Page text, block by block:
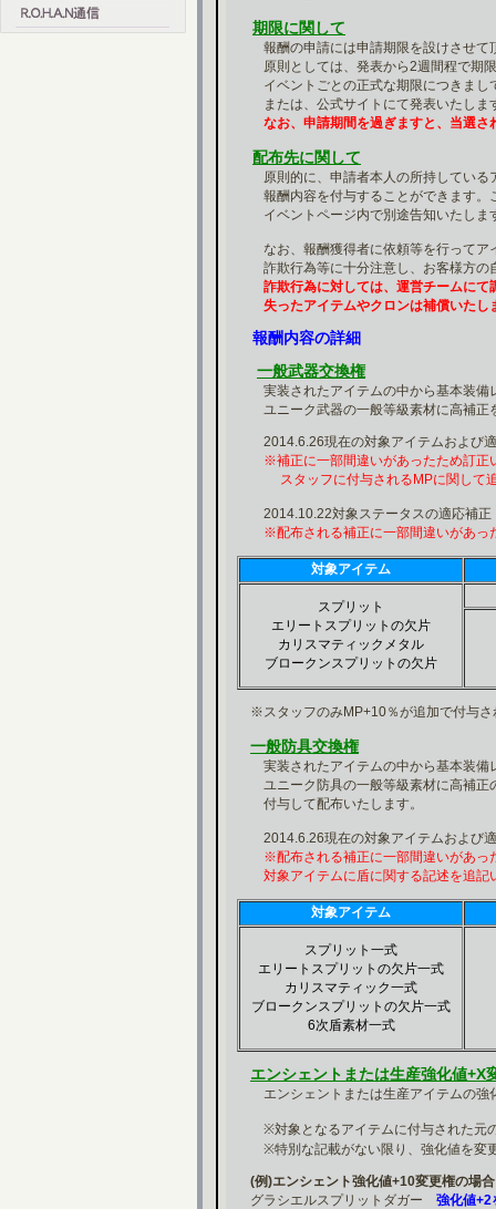
期限に関して
報酬の申請には申請期限を設けさせて
原則としては、発表から2週間程で期
イベントごとの正式な期限につきまし
または、公式サイトにて発表いたしま
なお、申請期間を過ぎますと、当選さ
配布先に関して
原則的に、申請者本人の所持している
報酬内容を付与することができます。
イベントページ内で別途告知いたしま
なお、報酬獲得者に依頼等を行ってア
詐欺行為等に十分注意し、お客様方の
詐欺行為に対しては、運営チームに
失ったアイテムやクロンは補償いたし
報酬内容の詳細
一般武器交換権
実装されたアイテムの中から基本装備
ユニーク武器の一般等級素材に高補正
2014.6.26現在の対象アイテムおよび
※補正に一部間違いがあったため訂正
スタッフに付与されるMPに関して追
2014.10.22対象ステータスの適応補正
※配布される補正に一部間違いがあっ
対象アイテム
スプリット
エリートスプリットの欠片
カリスマティックメタル
ブロークンスプリットの欠片
※スタッフのみMP+10％が追加で付与さ
一般防具交換権
実装されたアイテムの中から基本装備
ユニーク防具の一般等級素材に高補正
付与して配布いたします。
2014.6.26現在の対象アイテムおよび
※配布される補正に一部間違いがあっ
対象アイテムに盾に関する記述を追記
対象アイテム
スプリット一式
エリートスプリットの欠片一式
カリスマティック一式
ブロークンスプリットの欠片一式
6次盾素材一式
エンシェントまたは生産強化値+X
エンシェントまたは生産アイテムの強
※対象となるアイテムに付与された元
※特別な記載がない限り、強化値を変
(例)エンシェント強化値+10変更権の場合
グラシエルスプリットダガー 強化値+2